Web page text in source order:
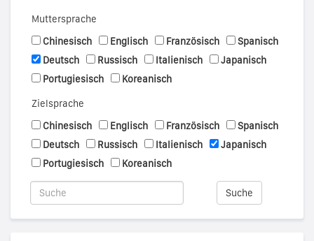
Muttersprache
Chinesisch
Englisch Französisch
Spanisch
Deutsch
Russisch Italienisch
Japanisch
Portugiesisch
Koreanisch
Zielsprache
Chinesisch
Englisch Französisch
Spanisch
Deutsch
Russisch Italienisch
Japanisch
Portugiesisch
Koreanisch
Suche